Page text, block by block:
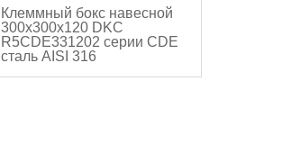
Клеммный бокс навесной
300x300x120 DKC
R5CDE331202 серии CDE
сталь AISI 316